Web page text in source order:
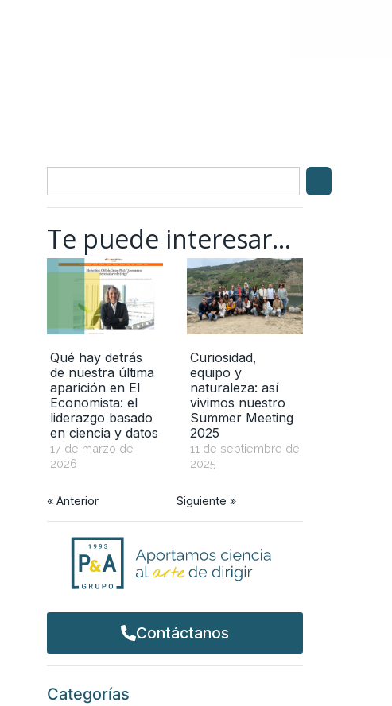
Te puede interesar...
Qué hay detrás
de nuestra última
aparición en El
Economista: el
liderazgo basado
en ciencia y datos
17 de marzo de
2026
Curiosidad,
equipo y
naturaleza: así
vivimos nuestro
Summer Meeting
2025
11 de septiembre de
2025
« Anterior Siguiente »
Contáctanos
Categorías